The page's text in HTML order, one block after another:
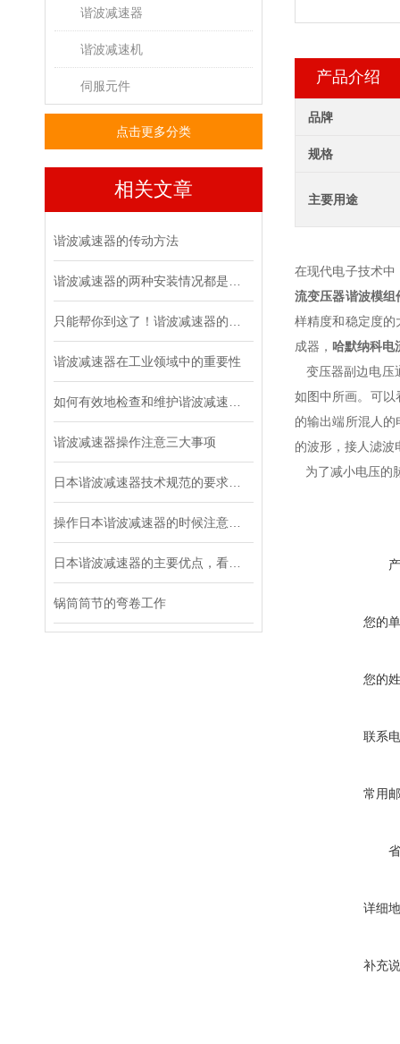
谐波减速器
谐波减速机
伺服元件
点击更多分类
相关文章
谐波减速器的传动方法
谐波减速器在工业领域中的重要性
谐波减速器操作注意三大事项
锅筒筒节的弯卷工作
产品介绍
品牌
规格
主要用途
在现代电子技术
流变压器谐波模
样精度和稳定度
成器， 哈默纳科电
变压器副边电压
如图中所画。可以
的输出端所混人
的波形，接人滤
为了减小电压的
您的
您的
联系
常用
详细
补充